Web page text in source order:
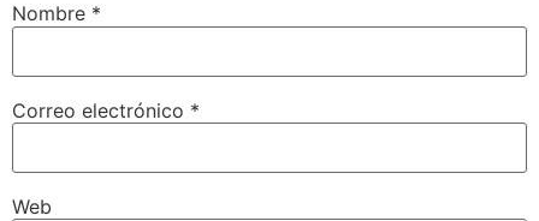
Nombre *
Correo electrónico *
Web